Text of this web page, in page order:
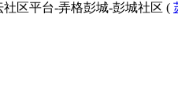
区平台-弄格彭城-彭城社区 (